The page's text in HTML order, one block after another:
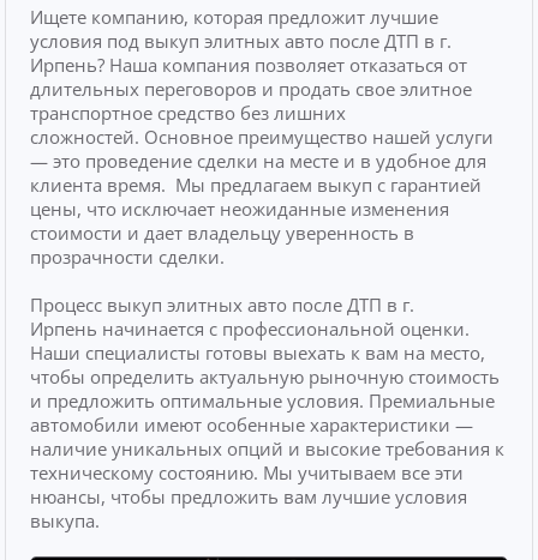
Ищете компанию, которая предложит лучшие
условия под выкуп элитных авто после ДТП в г.
Ирпень? Наша компания позволяет отказаться от
длительных переговоров и продать свое элитное
транспортное средство без лишних
сложностей. Основное преимущество нашей услуги
— это проведение сделки на месте и в удобное для
клиента время. Мы предлагаем выкуп с гарантией
цены, что исключает неожиданные изменения
стоимости и дает владельцу уверенность в
прозрачности сделки.
Процесс выкуп элитных авто после ДТП в г.
Ирпень начинается с профессиональной оценки.
Наши специалисты готовы выехать к вам на место,
чтобы определить актуальную рыночную стоимость
и предложить оптимальные условия. Премиальные
автомобили имеют особенные характеристики —
наличие уникальных опций и высокие требования к
техническому состоянию. Мы учитываем все эти
нюансы, чтобы предложить вам лучшие условия
выкупа.